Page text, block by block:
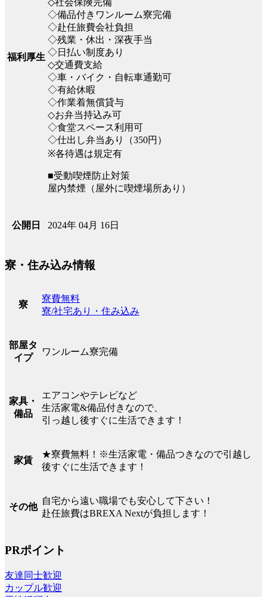
福利厚生
◇備品付きワンルーム寮完備
◇赴任旅費会社負担
◇残業・休出・深夜手当
◇日払い制度あり
◇交通費支給
◇車・バイク・自転車通勤可
◇有給休暇
◇作業着無償貸与
◇お弁当持込み可
◇食堂スペース利用可
◇仕出し弁当あり（350円）
※各待遇は規定有
■受動喫煙防止対策
屋内禁煙（屋外に喫煙場所あり）
公開日 2024年 04月 16日
寮・住み込み情報
寮
寮費無料
寮/社宅あり・住み込み
部屋タ
イプ
ワンルーム寮完備
家具・
備品
エアコンやテレビなど
生活家電&備品付きなので、
引っ越し後すぐに生活できます！
家賃
★寮費無料！※生活家電・備品つきなので引越し
後すぐに生活できます！
その他
自宅から遠い職場でも安心して下さい！
赴任旅費はBREXA Nextが負担します！
PRポイント
友達同士歓迎
カップル歓迎